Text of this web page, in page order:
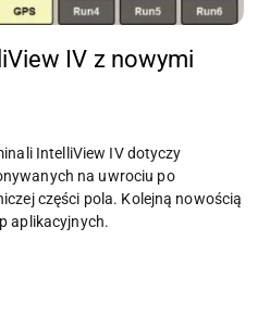
IV z nowymi
IntelliView IV dotyczy
na uwrociu po
części pola. Kolejną nowością
aplikacyjnych.